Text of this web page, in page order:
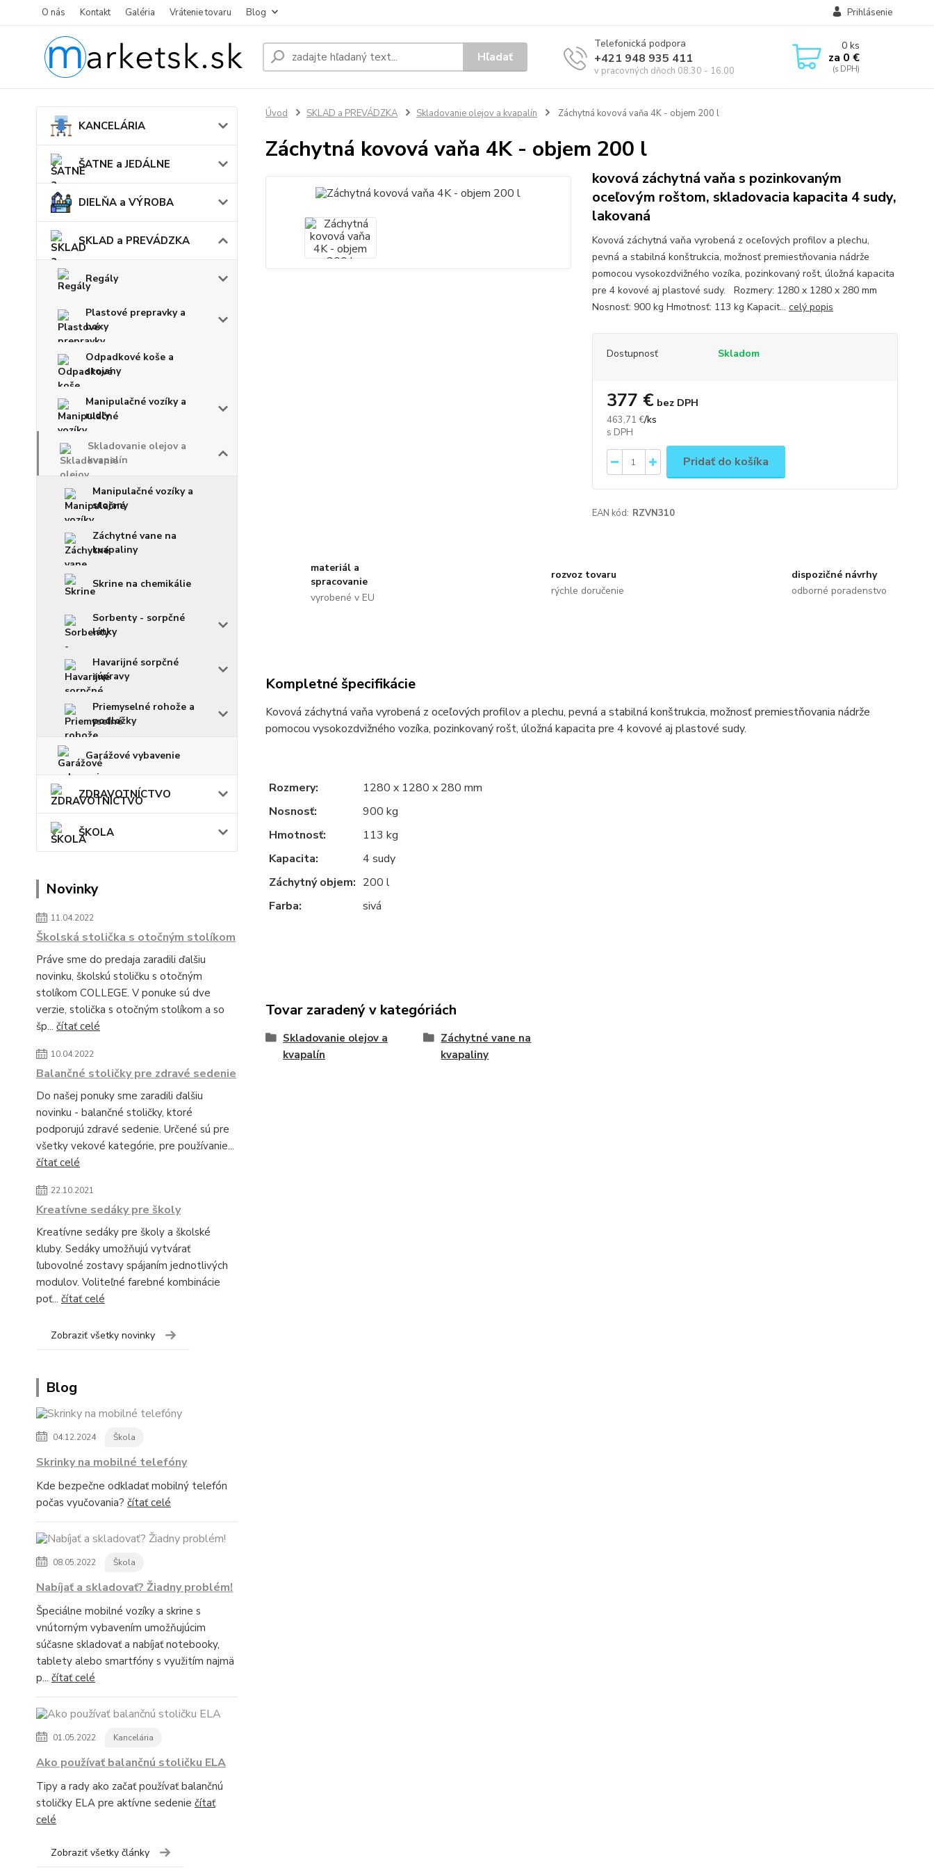
O nás Kontakt Galéria Vrátenie tovaru Blog Prihlásenie
Hľadať
Telefonická podpora
+421 948 935 411
v pracovných dňoch 08.30 - 16.00
0ks
za 0 €
KANCELÁRIA
ŠATNE a JEDÁLNE
DIELŇA a VÝROBA
SKLAD a PREVÁDZKA
Regály
Plastové prepravky a
boxy
Odpadkové koše a
stojany
Manipulačné vozíky a
rudly
Skladovanie olejov a
kvapalín
Manipulačné vozíky a
stojany
Záchytné vane na
kvapaliny
Skrine na chemikálie
Sorbenty - sorpčné
látky
Havarijné sorpčné
súpravy
Priemyselné rohože a
podložky
Garážové vybavenie
ZDRAVOTNÍCTVO
ŠKOLA
Novinky
11.04.2022
Školská stolička s otočným stolíkom
Práve sme do predaja zaradili ďalšiu
novinku, školskú stoličku s otočným
stolíkom COLLEGE. V ponuke sú dve
verzie, stolička s otočným stolíkom a so
šp... čítať celé
10.04.2022
Balančné stoličky pre zdravé sedenie
Do našej ponuky sme zaradili ďalšiu
novinku - balančné stoličky, ktoré
podporujú zdravé sedenie. Určené sú pre
všetky vekové kategórie, pre používanie...
čítať celé
22.10.2021
Kreatívne sedáky pre školy
Kreatívne sedáky pre školy a školské
kluby. Sedáky umožňujú vytvárať
ľubovolné zostavy spájaním jednotlivých
modulov. Voliteľné farebné kombinácie
poť... čítať celé
Zobraziť všetky novinky
Blog
04.12.2024 Škola
Skrinky na mobilné telefóny
Kde bezpečne odkladať mobilný telefón
počas vyučovania? čítať celé
08.05.2022 Škola
Nabíjať a skladovať? Žiadny problém!
Špeciálne mobilné vozíky a skrine s
vnútorným vybavením umožňujúcim
súčasne skladovať a nabíjať notebooky,
tablety alebo smartfóny s využitím najmä
p... čítať celé
01.05.2022 Kancelária
Ako používať balančnú stoličku ELA
Tipy a rady ako začať používať balančnú
stoličky ELA pre aktívne sedenie čítať
celé
Zobraziť všetky články
Úvod SKLAD a PREVÁDZKA Skladovanie olejov a kvapalín Záchytná kovová vaňa 4K - objem 200 l
Záchytná kovová vaňa 4K - objem 200 l
kovová záchytná vaňa s pozinkovaným
oceľovým roštom, skladovacia kapacita 4 sudy,
lakovaná
Kovová záchytná vaňa vyrobená z oceľových profilov a plechu,
pevná a stabilná konštrukcia, možnosť premiestňovania nádrže
pomocou vysokozdvižného vozíka, pozinkovaný rošt, úložná kapacita
pre 4 kovové aj plastové sudy. Rozmery: 1280 x 1280 x 280 mm
Nosnosť: 900 kg Hmotnosť: 113 kg Kapacit... celý popis
Dostupnosť Skladom
463,71 €/ks
377 € bez DPH
Pridať do košíka
EAN kód: RZVN310
materiál a
spracovanie
vyrobené v EU
rozvoz tovaru
rýchle doručenie
dispozičné návrhy
odborné poradenstvo
Kompletné špecifikácie
Kovová záchytná vaňa vyrobená z oceľových profilov a plechu, pevná a stabilná konštrukcia, možnosť premiestňovania nádrže
pomocou vysokozdvižného vozíka, pozinkovaný rošt, úložná kapacita pre 4 kovové aj plastové sudy.
Rozmery:
1280 x 1280 x 280 mm
Nosnosť:
900 kg
Hmotnosť:
113 kg
Kapacita:
4 sudy
Záchytný objem: 200 l
Farba:
sivá
Tovar zaradený v kategóriách
Skladovanie olejov a
kvapalín
Záchytné vane na
kvapaliny